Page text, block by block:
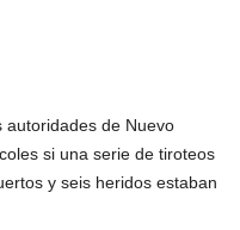
de Nuevo
si una serie de tiroteos
y seis heridos estaban